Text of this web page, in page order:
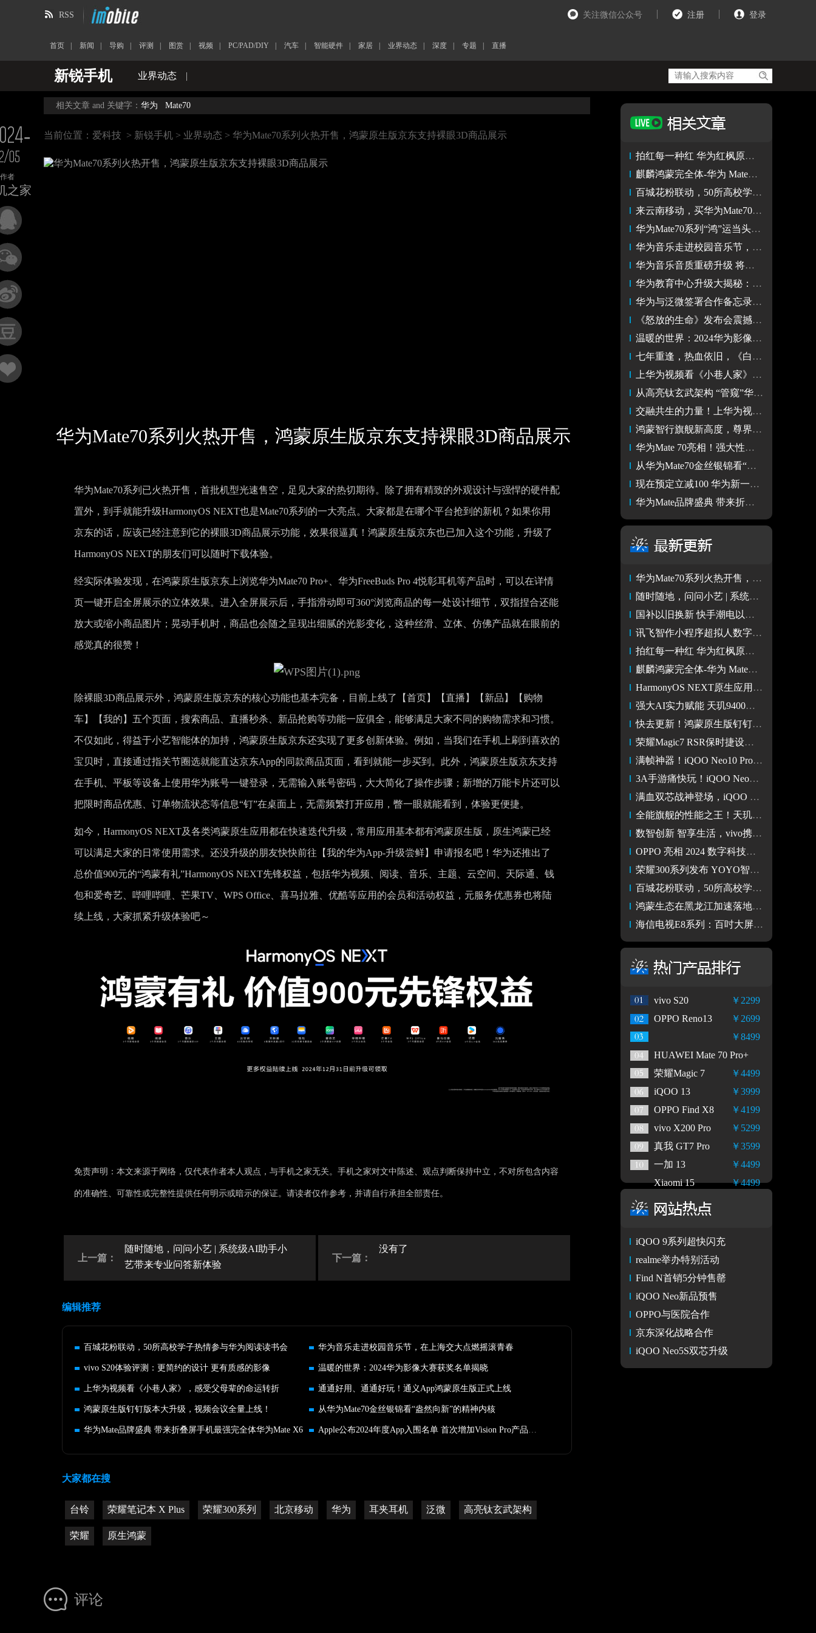
关注微信公众号 注册 登录
RSS
首页 新闻 导购 评测 图赏 视频 PC/PAD/DIY 汽车 智能硬件 家居 业界动态 深度 专题 直播
新锐手机 业界动态 |
05
作者
之家
相关文章 and 关键字： 华为 Mate70
当前位置： 爱科技 > 新锐手机 > 业界动态 > 华为Mate70系列火热开售，鸿蒙原生版京东支持裸眼3D商品展示
华为Mate70系列火热开售，鸿蒙原生版京东支持裸眼3D商品展示
华为Mate70系列已火热开售，首批机型光速售空，足见大家的热切期待。除了拥有精致的外观设计与强悍的硬件配
置外，到手就能升级HarmonyOS NEXT也是Mate70系列的一大亮点。大家都是在哪个平台抢到的新机？如果你用
京东的话，应该已经注意到它的裸眼3D商品展示功能，效果很逼真！鸿蒙原生版京东也已加入这个功能，升级了
HarmonyOS NEXT的朋友们可以随时下载体验。
经实际体验发现，在鸿蒙原生版京东上浏览华为Mate70 Pro+、华为FreeBuds Pro 4悦彰耳机等产品时，可以在详情
页一键开启全屏展示的立体效果。进入全屏展示后，手指滑动即可360°浏览商品的每一处设计细节，双指捏合还能
放大或缩小商品图片；晃动手机时，商品也会随之呈现出细腻的光影变化，这种丝滑、立体、仿佛产品就在眼前的
感觉真的很赞！
除裸眼3D商品展示外，鸿蒙原生版京东的核心功能也基本完备，目前上线了【首页】【直播】【新品】【购物
车】【我的】五个页面，搜索商品、直播秒杀、新品抢购等功能一应俱全，能够满足大家不同的购物需求和习惯。
不仅如此，得益于小艺智能体的加持，鸿蒙原生版京东还实现了更多创新体验。例如，当我们在手机上刷到喜欢的
宝贝时，直接通过指关节圈选就能直达京东App的同款商品页面，看到就能一步买到。此外，鸿蒙原生版京东支持
在手机、平板等设备上使用华为账号一键登录，无需输入账号密码，大大简化了操作步骤；新增的万能卡片还可以
把限时商品优惠、订单物流状态等信息“钉”在桌面上，无需频繁打开应用，瞥一眼就能看到，体验更便捷。
如今，HarmonyOS NEXT及各类鸿蒙原生应用都在快速迭代升级，常用应用基本都有鸿蒙原生版，原生鸿蒙已经
可以满足大家的日常使用需求。还没升级的朋友快快前往【我的华为App-升级尝鲜】申请报名吧！华为还推出了
总价值900元的“鸿蒙有礼”HarmonyOS NEXT先锋权益，包括华为视频、阅读、音乐、主题、云空间、天际通、钱
包和爱奇艺、哔哩哔哩、芒果TV、WPS Office、喜马拉雅、优酷等应用的会员和活动权益，元服务优惠券也将陆
续上线，大家抓紧升级体验吧～
免责声明：本文来源于网络，仅代表作者本人观点，与手机之家无关。手机之家对文中陈述、观点判断保持中立，不对所包含内容
的准确性、可靠性或完整性提供任何明示或暗示的保证。请读者仅作参考，并请自行承担全部责任。
上一篇：
随时随地，问问小艺 | 系统级AI助手小
艺带来专业问答新体验
下一篇：
没有了
编辑推荐
百城花粉联动，50所高校学子热情参与华为阅读读书会 华为音乐走进校园音乐节，在上海交大点燃摇滚青春
vivo S20体验评测：更简约的设计 更有质感的影像 温暖的世界：2024华为影像大赛获奖名单揭晓
上华为视频看《小巷人家》，感受父母辈的命运转折 通通好用、通通好玩！通义App鸿蒙原生版正式上线
鸿蒙原生版钉钉版本大升级，视频会议全量上线！ 从华为Mate70金丝银锦看“盎然向新”的精神内核
华为Mate品牌盛典 带来折叠屏手机最强完全体华为Mate X6
大家都在搜
台铃 荣耀笔记本 X Plus 荣耀300系列 北京移动 华为 耳夹耳机 泛微 高亮钛玄武架构
荣耀 原生鸿蒙
评论
拍红每一种红 华为红枫原色影像成移动影像色彩还原新标杆
麒麟鸿蒙完全体-华为 MateX6 强的飞起！
百城花粉联动，50所高校学子热情参与华为阅读读书会
来云南移动，买华为Mate70系列不加价还送600G流量
华为Mate70系列“鸿”运当头，山姆会员商店首发鸿蒙原生版
华为音乐走进校园音乐节，在上海交大点燃摇滚青春
华为音乐音质重磅升级 将实现全曲库超高清、空间音频
华为教育中心升级大揭秘：沉浸式学习新体验！
华为与泛微签署合作备忘录，共推通用办公领域鸿蒙化发展
《怒放的生命》发布会震撼开场，上华为音乐重温感受
温暖的世界：2024华为影像大赛获奖名单揭晓
七年重逢，热血依旧，《白夜破晓》上线华为视频！
上华为视频看《小巷人家》，感受父母辈的命运转折
从高亮钛玄武架构 “管窥”华为Mate70系列的初心和野望
交融共生的力量！上华为视频重温《怒放的生命》震撼现场
鸿蒙智行旗舰新高度，尊界S800正式亮相华为Mate品牌盛典
华为Mate 70亮相！强大性能解锁畅快游戏体验
从华为Mate70金丝银锦看“盎然向新”的精神内核
现在预定立减100 华为新一代MatePad Pro 13.2英寸京东开启预售
华为Mate品牌盛典 带来折叠屏手机最强完全体华为Mate X6
华为Mate70系列火热开售，鸿蒙原生版京东支持裸眼3D商品展示
随时随地，问问小艺 | 系统级AI助手小艺带来专业问答新体验
国补以旧换新 快手潮电以旧换新出手节实现品牌与老铁的双向奔赴
讯飞智作小程序超拟人数字人功能开放 个性化数字人形象触手可及
拍红每一种红 华为红枫原色影像成移动影像色彩还原新标杆
麒麟鸿蒙完全体-华为 MateX6 强的飞起！
HarmonyOS NEXT原生应用焕新，高品质内容体验触手可及
强大AI实力赋能 天玑9400助推高端手机市场新格局
快去更新！鸿蒙原生版钉钉OA审批功能正式公测，功能更全面了！
荣耀Magic7 RSR保时捷设计亮相中国电信2024数字科技生态大会
满帧神器！iQOO Neo10 Pro双芯实力太强了
3A手游痛快玩！iQOO Neo10 Pro配置太顶了
满血双芯战神登场，iQOO Neo10 Pro带来PC级手游体验！
全能旗舰的性能之王！天玑9400助力OV旗舰领跑性能榜单
数智创新 智享生活，vivo携多款6G原型机亮相数字科技生态大会
OPPO 亮相 2024 数字科技生态大会，Find X8系列成焦点
荣耀300系列发布 YOYO智能体“一句话”治好出行焦虑
百城花粉联动，50所高校学子热情参与华为阅读读书会
鸿蒙生态在黑龙江加速落地，北大荒等企业内部应用完成鸿蒙适配
海信电视E8系列：百吋大屏AI画质，悬疑剧就得拉满氛围感
￥2299
vivo S20
￥2699
OPPO Reno13
￥8499
HUAWEI Mate 70 Pro+
￥4499
荣耀Magic 7
￥3999
iQOO 13
￥4199
OPPO Find X8
￥5299
vivo X200 Pro
￥3599
真我 GT7 Pro
￥4499
一加 13
￥4499
Xiaomi 15
iQOO 9系列超快闪充
realme举办特别活动
Find N首销5分钟售罄
iQOO Neo新品预售
OPPO与医院合作
京东深化战略合作
iQOO Neo5S双芯升级